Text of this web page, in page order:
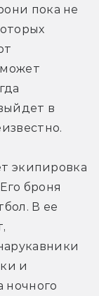
пока не
в
экипировка
броня
В ее
и